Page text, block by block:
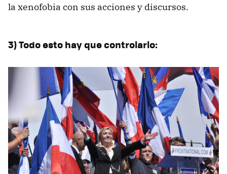
la xenofobia con sus acciones y discursos.
3) Todo esto hay que controlarlo: